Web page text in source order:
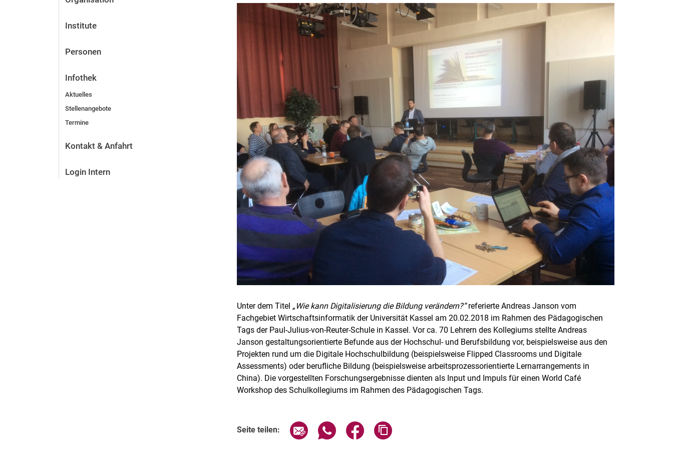
Institute
Personen
Infothek
Aktuelles
Stellenangebote
Termine
Kontakt & Anfahrt
Login Intern
Unter dem Titel „Wie kann Digitalisierung die Bildung verändern?“referierte Andreas Janson vom
Fachgebiet Wirtschaftsinformatik der Universität Kassel am 20.02.2018 im Rahmen des Pädagogischen
Tags der Paul-Julius-von-Reuter-Schule in Kassel. Vor ca. 70 Lehrern des Kollegiums stellte Andreas
Janson gestaltungsorientierte Befunde aus der Hochschul- und Berufsbildung vor, beispielsweise aus den
Projekten rund um die Digitale Hochschulbildung (beispielsweise Flipped Classrooms und Digitale
Assessments) oder berufliche Bildung (beispielsweise arbeitsprozessorientierte Lernarrangements in
China). Die vorgestellten Forschungsergebnisse dienten als Input und Impuls für einen World Café
Workshop des Schulkollegiums im Rahmen des Pädagogischen Tags.
Seite teilen: Seite über E-Mail teilen
Seite über WhatsApp teilen (externer Link, öffnet neues Fenster)
Seite über Facebook teilen (externer Link, öffnet neues Fenster)